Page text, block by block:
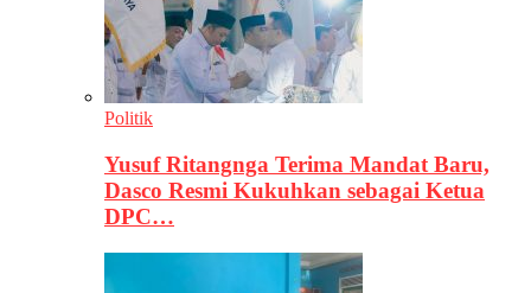
Politik
Yusuf Ritangnga Terima Mandat Baru,
Dasco Resmi Kukuhkan sebagai Ketua
DPC…